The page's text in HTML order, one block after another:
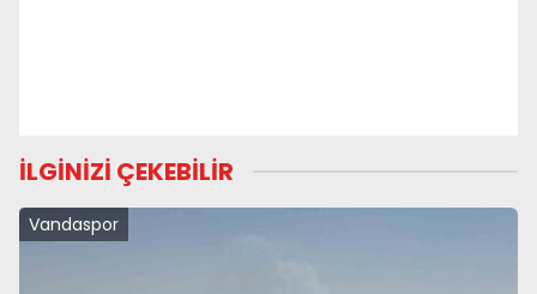
İLGİNİZİ ÇEKEBİLİR
Vandaspor